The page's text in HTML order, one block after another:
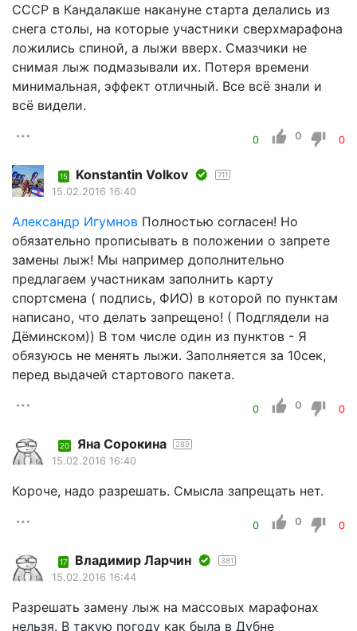
СССР в Кандалакше накануне старта делались из
снега столы, на которые участники сверхмарафона
ложились спиной, а лыжи вверх. Смазчики не
снимая лыж подмазывали их. Потеря времени
минимальная, эффект отличный. Все всё знали и
всё видели.
0 0 0
15 Konstantin Volkov 711
15.02.2016 16:40
Александр Игумнов Полностью согласен! Но
обязательно прописывать в положении о запрете
замены лыж! Мы например дополнительно
предлагаем участникам заполнить карту
спортсмена ( подпись, ФИО) в которой по пунктам
написано, что делать запрещено! ( Подглядели на
Дёминском)) В том числе один из пунктов - Я
обязуюсь не менять лыжи. Заполняется за 10сек,
перед выдачей стартового пакета.
0 0 0
20 Яна Сорокина 289
15.02.2016 16:40
Короче, надо разрешать. Смысла запрещать нет.
0 0 0
17 Владимир Ларчин 381
15.02.2016 16:44
Разрешать замену лыж на массовых марафонах
нельзя. В такую погоду как была в Дубне